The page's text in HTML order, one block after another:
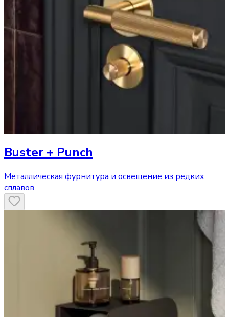
Buster + Punch
Металлическая фурнитура и освещение из редких
сплавов